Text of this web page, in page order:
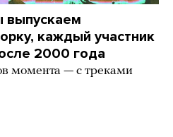
выпускаем
каждый участник
2000 года
момента — с треками